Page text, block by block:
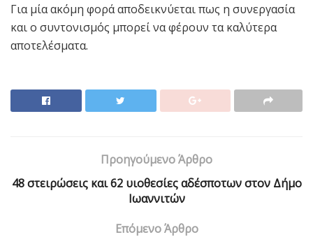
Για μία ακόμη φορά αποδεικνύεται πως η συνεργασία
και ο συντονισμός μπορεί να φέρουν τα καλύτερα
αποτελέσματα.
Προηγούμενο Άρθρο
48 στειρώσεις και 62 υιοθεσίες αδέσποτων στον Δήμο
Ιωαννιτών
Επόμενο Άρθρο